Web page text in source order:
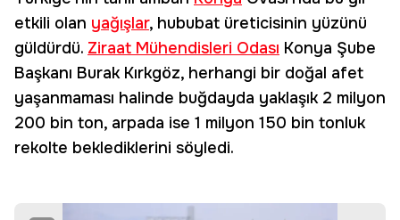
etkili olan yağışlar, hububat üreticisinin yüzünü
güldürdü. Ziraat Mühendisleri Odası Konya Şube
Başkanı Burak Kırkgöz, herhangi bir doğal afet
yaşanmaması halinde buğdayda yaklaşık 2 milyon
200 bin ton, arpada ise 1 milyon 150 bin tonluk
rekolte beklediklerini söyledi.